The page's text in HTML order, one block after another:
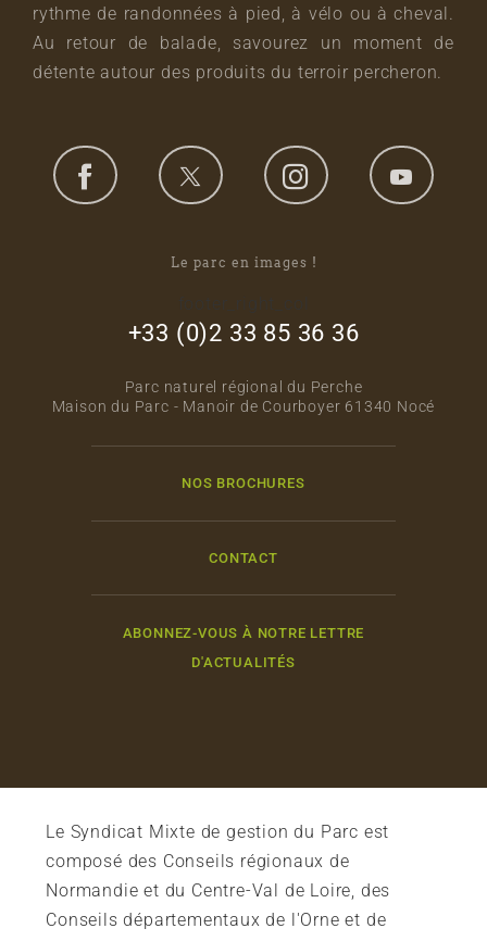
rythme de randonnées à pied, à vélo ou à cheval.
Au retour de balade, savourez un moment de
détente autour des produits du terroir percheron.
Le parc en images !
+33 (0)2 33 85 36 36
Parc naturel régional du Perche
Maison du Parc - Manoir de Courboyer 61340 Nocé
NOS BROCHURES
CONTACT
ABONNEZ-VOUS À NOTRE LETTRE
D'ACTUALITÉS
Le Syndicat Mixte de gestion du Parc est
composé des Conseils régionaux de
Normandie et du Centre-Val de Loire, des
Conseils départementaux de l'Orne et de